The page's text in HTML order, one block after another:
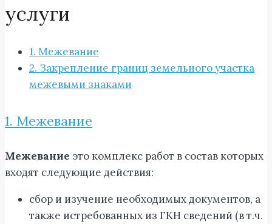
услуги
1. Межевание
2. Закрепление границ земельного участка
межевыми знаками
1. Межевание
Межевание это комплекс работ в состав которых
входят следующие действия:
сбор и изучение необходимых документов, а
также истребованных из ГКН сведений (в т.ч.